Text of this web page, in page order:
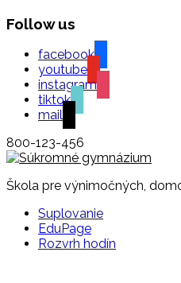
Follow us
facebook
youtube
instagram
tiktok
mail
800-123-456
Škola pre výnimočných,
Suplovanie
EduPage
Rozvrh hodín